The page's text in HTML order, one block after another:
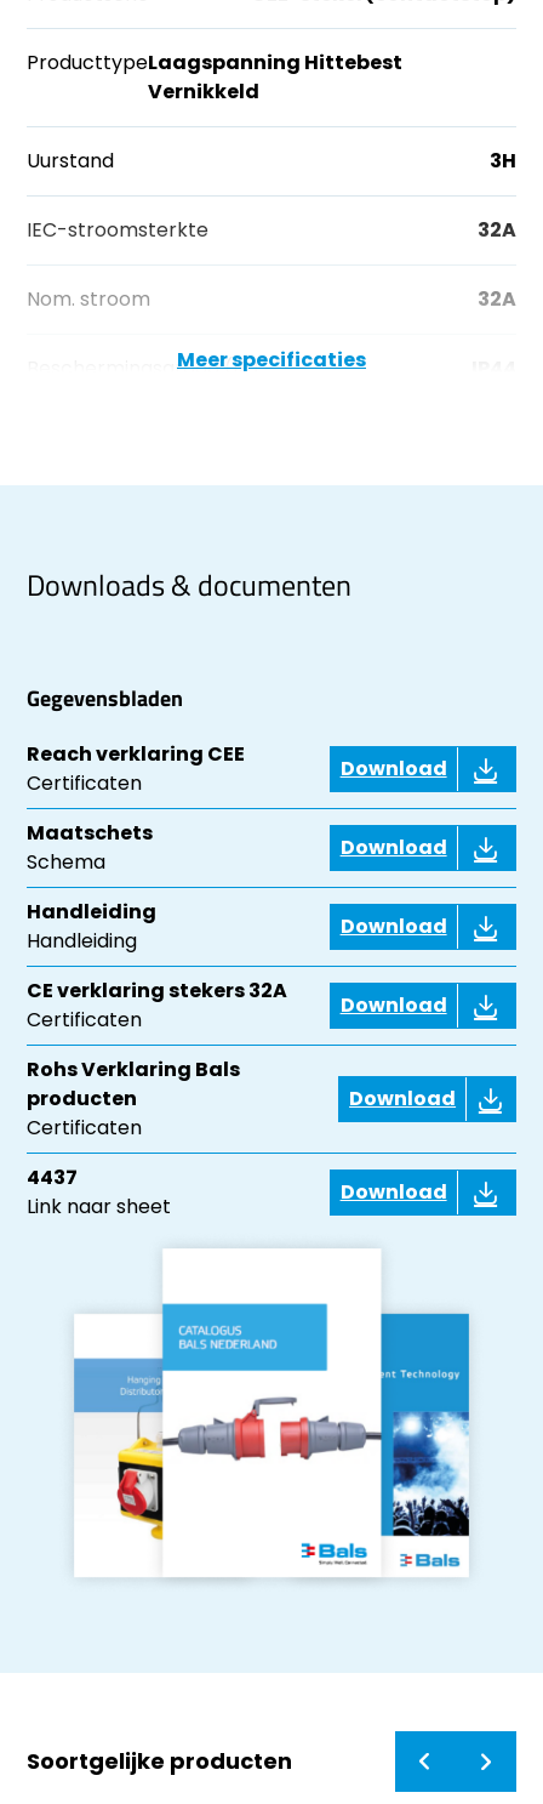
ProducttypeLaagspanning Hittebest
Vernikkeld
Uurstand 3H
IEC-stroomsterkte 32A
Nom. stroom 32A
Beschermingsgraad (IP)Meer specificaties
Downloads & documenten
Gegevensbladen
Reach verklaring CEE
Certificaten
Download
Maatschets
Schema
Download
Handleiding
Handleiding
Download
CE verklaring stekers 32A
Certificaten
Download
Rohs Verklaring Bals
producten
Certificaten
Download
4437
Link naar sheet
Download
Soortgelijke producten